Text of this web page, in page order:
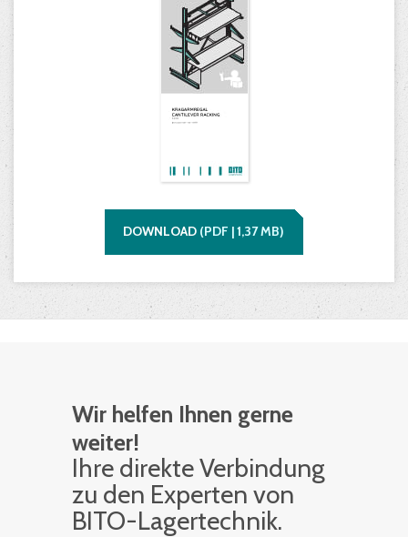
DOWNLOAD (PDF |1,37MB)
Wir helfen Ihnen gerne
weiter!
Ihre di­rek­te Ver­bin­dung
zu den Ex­per­ten von
BITO-La­ger­tech­nik.